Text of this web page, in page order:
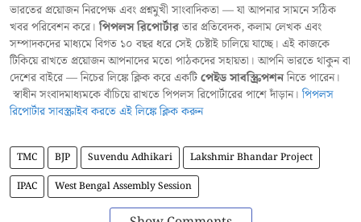
ভারতের প্রয়োজন নিরপেক্ষ এবং প্রশ্নমুখী সাংবাদিকতা — যা আপনার সামনে সঠিক
খবর পরিবেশন করে।পিপলস রিপোর্টারতার প্রতিবেদক, কলাম লেখক এবং
সম্পাদকদের মাধ্যমে বিগত ১০ বছর ধরে সেই চেষ্টাই চালিয়ে যাচ্ছে। এই কাজকে
টিকিয়ে রাখতে প্রয়োজন আপনাদের মতো পাঠকদের সহায়তা। আপনি ভারতে থাকুন বা
দেশের বাইরে — নিচের লিঙ্কে ক্লিক করে একটিপেইড সাবস্ক্রিপশননিতে পারেন।
স্বাধীন সংবাদমাধ্যমকে বাঁচিয়ে রাখতে পিপলস রিপোর্টারের পাশে দাঁড়ান।পিপলস
রিপোর্টার সাবস্ক্রাইব করতে এই লিঙ্কে ক্লিক করুন
TMC BJP Suvendu Adhikari
Lakshmir Bhandar Project
IPAC
West Bengal Assembly Session